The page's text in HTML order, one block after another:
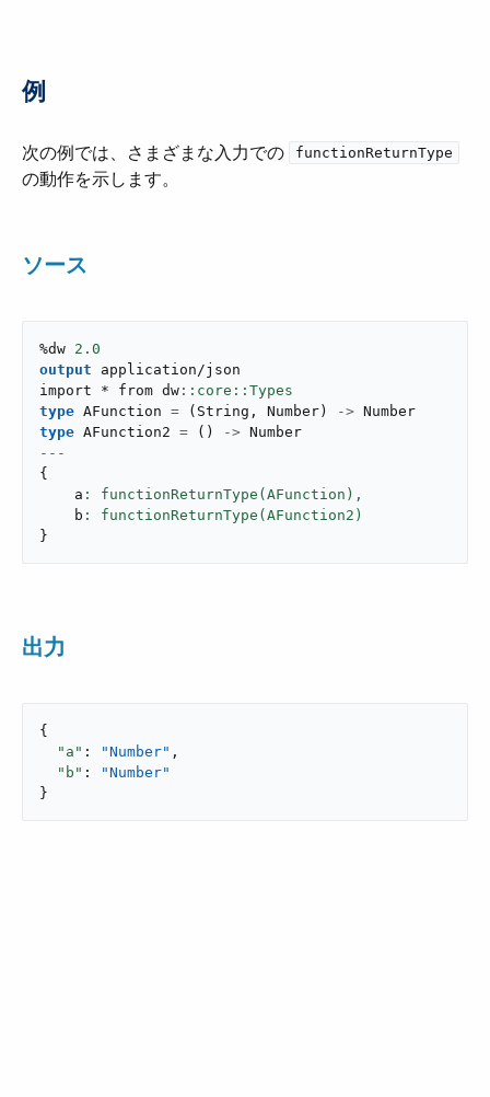
例
次の例では、さまざまな入力での ​ functionReturnType
の動作を示します。
ソース
%dw 2.0
output
application/json
import * from dw
type AFunction = ( String , Number ) ->
type AFunction2 = ( ) ->
---
{
    a
: functionReturnType(AFunction),
    b
}
出力
{
"a" : "Number" ,
"b" :
"Number"
}